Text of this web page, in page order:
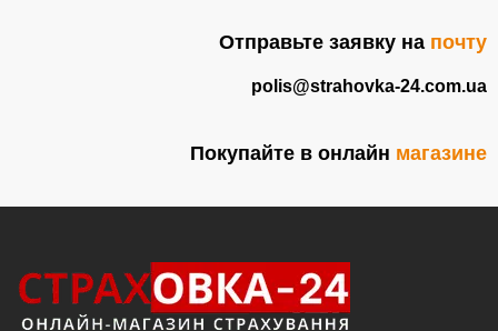
Отправьте заявку на почту
polis@strahovka-24.com.ua
Покупайте в онлайн магазине